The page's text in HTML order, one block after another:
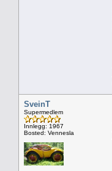
SveinT
Supermedlem
Innlegg: 1967
Bosted: Vennesla